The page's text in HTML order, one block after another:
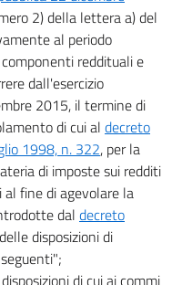
2) della lettera a) del
al periodo
reddituali e
dall'esercizio
2015, il termine di
di cui al decreto
1998, n. 322, per la
di imposte sui redditi
al fine di agevolare la
dal decreto
disposizioni di
di cui ai commi